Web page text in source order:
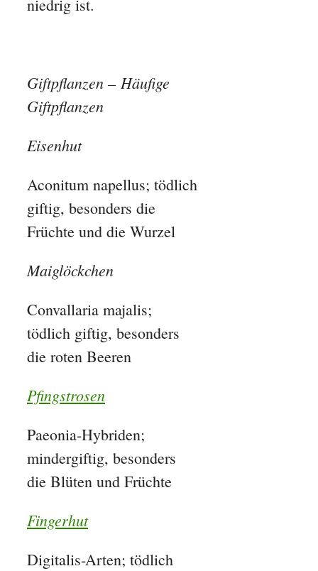
niedrig ist.
Giftpflanzen – Häufige
Giftpflanzen
Eisenhut
Aconitum napellus; tödlich
giftig, besonders die
Früchte und die Wurzel
Maiglöckchen
Convallaria majalis;
tödlich giftig, besonders
die roten Beeren
Pfingstrosen
Paeonia-Hybriden;
mindergiftig, besonders
die Blüten und Früchte
Fingerhut
Digitalis-Arten; tödlich